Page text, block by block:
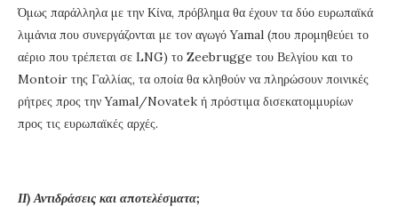
Όμως παράλληλα με την Κίνα, πρόβλημα θα έχουν τα δύο ευρωπαϊκά
λιμάνια που συνεργάζονται με τον αγωγό Yamal (που προμηθεύει το
αέριο που τρέπεται σε LNG) το Zeebrugge του Βελγίου και το
Montoir της Γαλλίας, τα οποία θα κληθούν να πληρώσουν ποινικές
ρήτρες προς την Yamal/Novatek ή πρόστιμα δισεκατομμυρίων
προς τις ευρωπαϊκές αρχές.
ΙΙ) Αντιδράσεις και αποτελέσματα;